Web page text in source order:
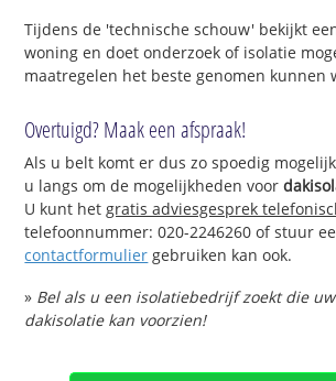
Tijdens de 'technische schouw' bekijkt
woning en doet onderzoek of isolatie
maatregelen het beste genomen kunnen
Overtuigd? Maak een afspraak!
Als u belt komt er dus zo spoedig
u langs om de mogelijkheden voor
U kunt hetgratis adviesgesprek
telefoonnummer: 020-2246260 of stuur
contactformulier gebruiken kan ook.
» Bel als u een isolatiebedrijf zoekt die
dakisolatie kan voorzien!